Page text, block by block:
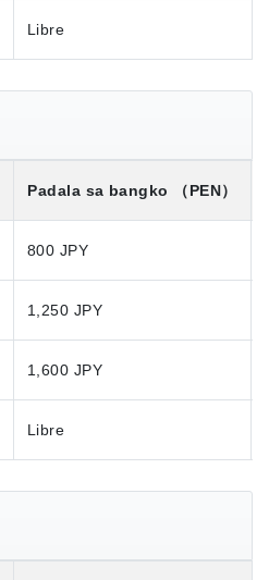
Libre
Padala sa bangko （PEN）
800 JPY
1,250 JPY
1,600 JPY
Libre